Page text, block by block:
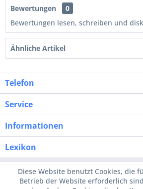
Bewertungen
0
Bewertungen lesen, schreiben und
Ähnliche Artikel
Telefon
Service
Informationen
Lexikon
Diese Website benutzt Cookies, die
Betrieb der Website erforderlich